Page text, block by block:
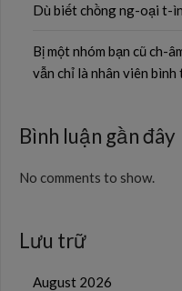
Dù biết chồng ng-oại t-
Bị một nhóm bạn cũ ch-
vẫn chỉ là nhân viên
Bình luận gần đây
No comments to show.
Lưu trữ
August 2026